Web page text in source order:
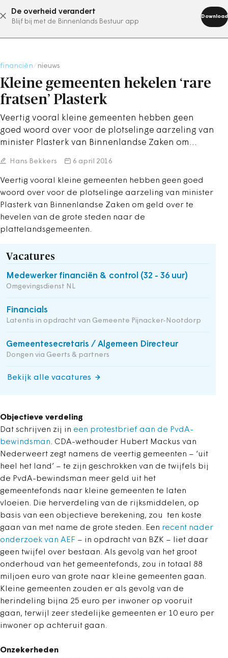
De overheid verandert
Blijf bij met de Binnenlands Bestuur app
Download
abonneer nu
financiën nieuws
Kleine gemeenten hekelen ‘rare
fratsen’ Plasterk
Veertig vooral kleine gemeenten hebben geen
goed woord over voor de plotselinge aarzeling van
minister Plasterk van Binnenlandse Zaken om…
Hans Bekkers 6 april 2016
Veertig vooral kleine gemeenten hebben geen goed
woord over voor de plotselinge aarzeling van minister
Plasterk van Binnenlandse Zaken om geld over te
hevelen van de grote steden naar de
plattelandsgemeenten.
Vacatures
Medewerker financiën & control (32 - 36 uur)
Omgevingsdienst NL
Financials
Latentis in opdracht van Gemeente Pijnacker-Nootdorp
Gemeentesecretaris / Algemeen Directeur
Dongen via Geerts & partners
Bekijk alle vacatures
Objectieve verdeling
Dat schrijven zij in een protestbrief aan de PvdA-
bewindsman. CDA-wethouder Hubert Mackus van
Nederweert zegt namens de veertig gemeenten – ‘uit
heel het land’ – te zijn geschrokken van de twijfels bij
de PvdA-bewindsman meer geld uit het
gemeentefonds naar kleine gemeenten te laten
vloeien. Die herverdeling van de rijksmiddelen, op
basis van een objectieve berekening, zou ten koste
gaan van met name de grote steden. Een recent nader
onderzoek van AEF – in opdracht van BZK – liet daar
geen twijfel over bestaan. Als gevolg van het groot
onderhoud van het gemeentefonds, zou in totaal 88
miljoen euro van grote naar kleine gemeenten gaan.
Kleine gemeenten zouden er als gevolg van de
herindeling bijna 25 euro per inwoner op vooruit
gaan, terwijl zeer stedelijke gemeenten er 10 euro per
inwoner op achteruit gaan.
Onzekerheden